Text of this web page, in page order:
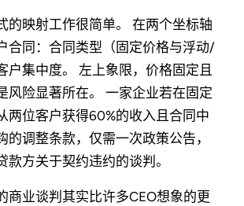
的映射工作很简单。 在两个坐标轴
合同：合同类型（固定价格与浮动/
户集中度。 左上象限，价格固定且
风险显著所在。 一家企业若在固定
两位客户获得60%的收入且合同中
的调整条款，仅需一次政策公告，
款方关于契约违约的谈判。
商业谈判其实比许多CEO想象的更